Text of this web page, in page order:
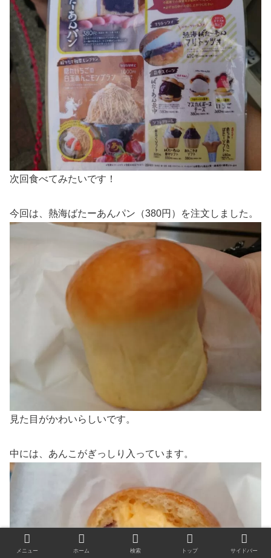
次回食べてみたいです！
今回は、熱海ばたーあんパン（380円）を注文しました。
見た目がかわいらしいです。
中には、あんこがぎっしり入っています。
メニュー ホーム 検索 トップ サイドバー